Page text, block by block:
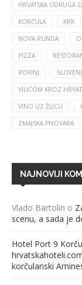
HRVATSKA UDRUGA
KORČULA KRK
NOVA RUNDA
PIZZA
ROVINJ
VILICOM KROZ
VINO UZ ŽLICU
ZMAJSKA PIVOVARA
NAJNOVIJI
Vlado Bartolin o
scenu, a sada je
Hotel Port 9
korčulanski